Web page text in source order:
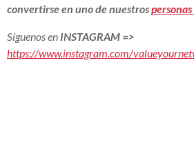
convertirse en uno de nuestros
Síguenos en INSTAGRAM =>
https://www.instagram.com/